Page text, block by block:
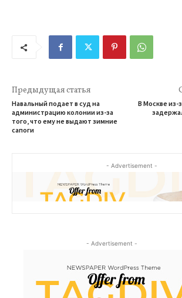
Предыдущая статья
Навальный подает в суд на
администрацию колонии из-за
того, что ему не выдают зимние
сапоги
В Москве из-
- Advertisement -
- Advertisement -